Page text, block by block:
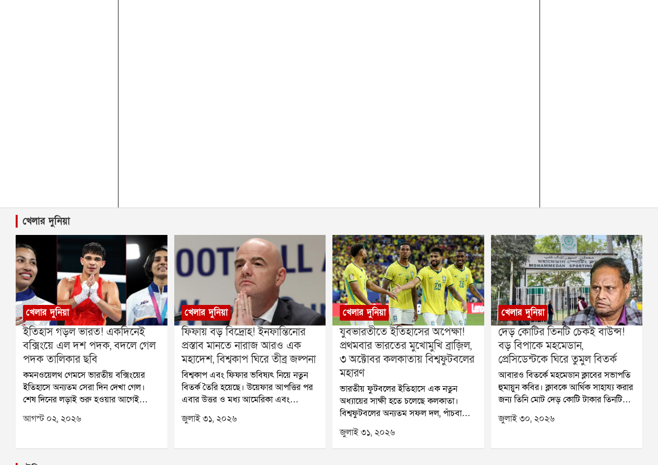
খেলার দুনিয়া
খেলার দুনিয়া
ইতিহাস গড়ল ভারত! একদিনেই
বক্সিংয়ে এল দশ পদক, বদলে গেল
পদক তালিকার ছবি
কমনওয়েলথ গেমসে ভারতীয় বক্সিংয়ের
ইতিহাসে অন্যতম সেরা দিন দেখা গেল।
শেষ দিনের লড়াই শুরু হওয়ার আগেই
নিশ্চিত হয়ে গিয়েছিল, এবার একসঙ্গে দশটি
পদক জিততে চলেছেন ভারতের বক্সাররা।
কখনও বক্সিংয়ে এত বেশি পদক জিততে
পারেনি। তাই শুরু থেকেই এই সাফল্য
আগস্ট ০২, ২০২৬
খেলার দুনিয়া
ফিফায় বড় বিদ্রোহ! ইনফান্তিনোর
প্রস্তাব মানতে নারাজ আরও এক
মহাদেশ, বিশ্বকাপ ঘিরে তীব্র জল্পনা
বিশ্বকাপ এবং ফিফার ভবিষ্যৎ নিয়ে নতুন
বিতর্ক তৈরি হয়েছে। উয়েফার আপত্তির পর
এবার উত্তর ও মধ্য আমেরিকা এবং
ক্যারিবিয়ান অঞ্চলের ফুটবল সংস্থা
কনকাকাফও ফিফা সভাপতি জিয়ান্নি
এর ফলে ফিফার ভবিষ্যৎ পরিকল্পনা বড়
জুলাই ৩১, ২০২৬
খেলার দুনিয়া
যুবভারতীতে ইতিহাসের অপেক্ষা!
প্রথমবার ভারতের মুখোমুখি ব্রাজ়িল,
৩ অক্টোবর কলকাতায় বিশ্বফুটবলের
মহারণ
ভারতীয় ফুটবলের ইতিহাসে এক নতুন
অধ্যায়ের সাক্ষী হতে চলেছে কলকাতা।
বিশ্বফুটবলের অন্যতম সফল দল, পাঁচবারের
বিশ্বকাপজয়ী ব্রাজ়িল প্রথমবারের মতো
ভারতের বিরুদ্ধে প্রদর্শনী ম্যাচ খেলতে
আসছে। আগামী ৩ অক্টোবর কলকাতার
জুলাই ৩১, ২০২৬
খেলার দুনিয়া
দেড় কোটির তিনটি চেকই বাউন্স!
বড় বিপাকে মহমেডান,
প্রেসিডেন্টকে ঘিরে তুমুল বিতর্ক
আবারও বিতর্কে মহমেডান ক্লাবের সভাপতি
হুমায়ুন কবির। ক্লাবকে আর্থিক সাহায্য করার
জন্য তিনি মোট দেড় কোটি টাকার তিনটি
চেক দিয়েছিলেন। কিন্তু সেই তিনটি চেকই
বাউন্স করেছে বলে অভিযোগ। এই ঘটনায়
নতুন করে উদ্বেগ তৈরি হয়েছে।ক্লাব সূত্রে
জুলাই ৩০, ২০২৬